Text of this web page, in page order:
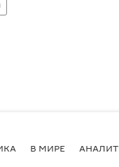
В МИРЕ